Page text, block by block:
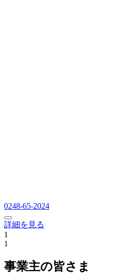
0248-65-2024
詳細を見る
1
1
事業主の皆さま